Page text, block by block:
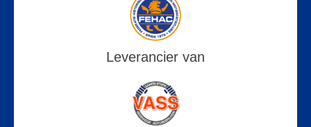
Leverancier van